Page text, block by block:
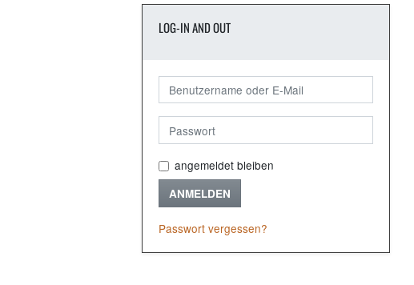
LOG-IN AND OUT
angemeldet bleiben
ANMELDEN
Passwort vergessen?